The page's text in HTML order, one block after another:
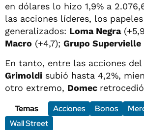
en dólares lo hizo 1,9% a
las acciones líderes, los
generalizados: Loma Negra
Macro (+4,7); Grupo Supervielle
En tanto, entre las acciones del
Grimoldi subió hasta 4,2%,
otro extremo, Domec
Temas
Acciones Bonos
Wall Street